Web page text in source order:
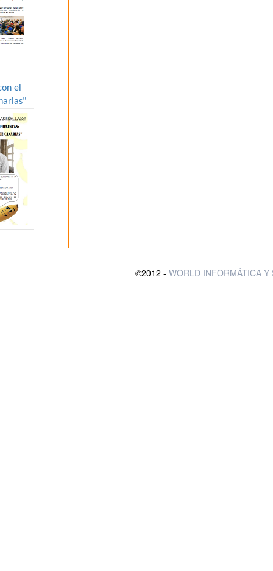
el
©2012 - WORLD INFORMÁTICA Y